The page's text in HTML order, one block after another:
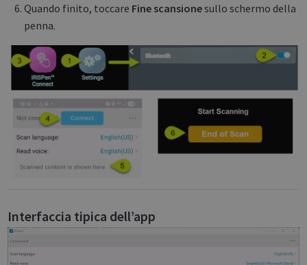
Quando finito, toccare Fine scansionesullo schermo della
penna.
Interfaccia tipica dell’app